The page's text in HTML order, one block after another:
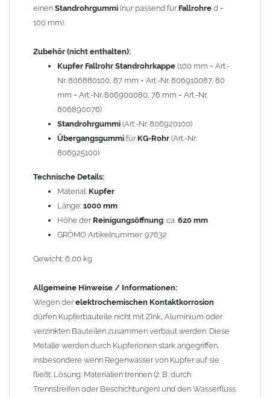
Bauteilen zusammen verbaut werden. Diese Metalle werden
durch Kupferionen stark angegriffen, insbesondere wenn
trennen (z. B. durch Trennstreifen oder Beschichtungen) und den
Wasserfluss so lenken, dass er nur von Zink, Aluminium und
verzinkten Bauteilen in Richtung Kupfer verläuft.
Richtige
Zink, Aluminium und verzinkte Bauteile
können miteinander verbaut werden, da sie in der
elektrochemischen Spannungsreihe nahe beieinander liegen.
Kupfer kann mit Edelstahl und Blei kombiniert werden, da keine
erhebliche Kontaktkorrosion auftritt.
einen Standrohrgummi (nur passend für Fallrohre d =
100 mm).
Zubehör (nicht enthalten):
Kupfer Fallrohr Standrohrkappe (100 mm = Art.-
Nr. 806880100, 87 mm = Art.-Nr. 806910087, 80
mm = Art.-Nr. 806900080, 76 mm = Art.-Nr.
806890076)
Standrohrgummi (Art.-Nr. 806920100)
Übergangsgummi für KG-Rohr (Art.-Nr.
806925100)
Technische Details:
Material: Kupfer
Länge: 1000 mm
Höhe der Reinigungsöffnung: ca. 620 mm
GRÖMO Artikelnummer: 97632
Gewicht: 6,00 kg
Allgemeine Hinweise / Informationen:
Wegen derelektrochemischen Kontaktkorrosion
dürfen Kupferbauteile nicht mit Zink, Aluminium oder
verzinkten Bauteilen zusammen verbaut werden. Diese
Metalle werden durch Kupferionen stark angegriffen,
insbesondere wenn Regenwasser von Kupfer auf sie
fließt. Lösung: Materialien trennen (z. B. durch
Trennstreifen oder Beschichtungen) und den Wasserfluss